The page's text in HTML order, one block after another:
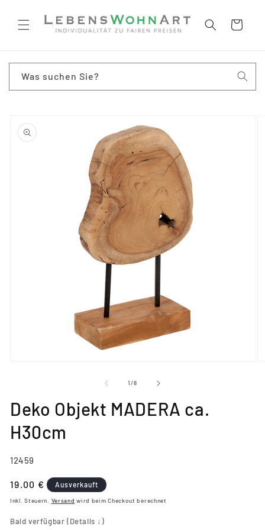
Inhalt
Warenkorb
Was suchen Sie?
1/von
8
Deko Objekt MADERA ca.
H30cm
SKU:
12459
Normaler
Preis
19.00 € Ausverkauft
Inkl. Steuern. Versand wird beim Checkout berechnet
Bald verfügbar (Details ↓)